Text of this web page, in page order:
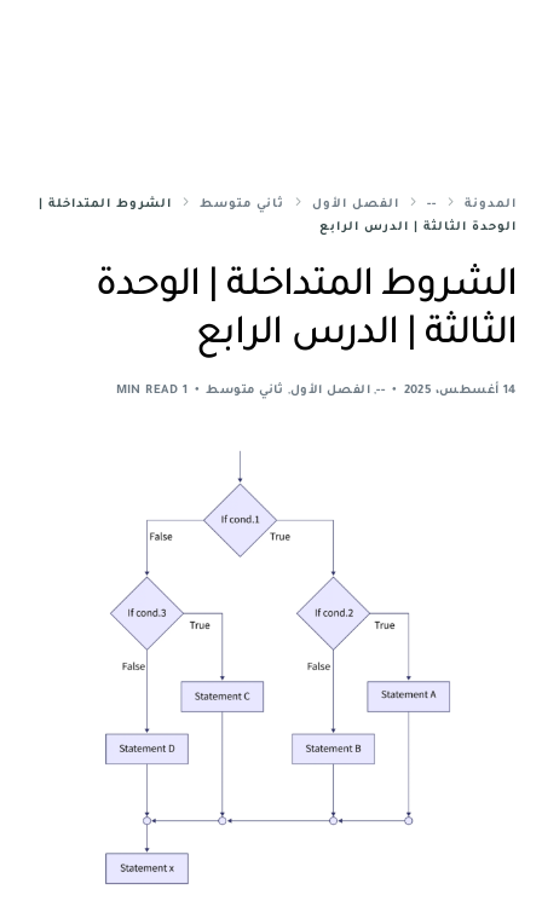
المدونة -- الفصل الأول ثاني متوسط
الشروط المتداخلة |
الوحدة الثالثة | الدرس الرابع
الشروط المتداخلة | الوحدة
الثالثة | الدرس الرابع
14 أغسطس، 2025 --
, الفصل الأول, ثاني متوسط 1 MIN READ